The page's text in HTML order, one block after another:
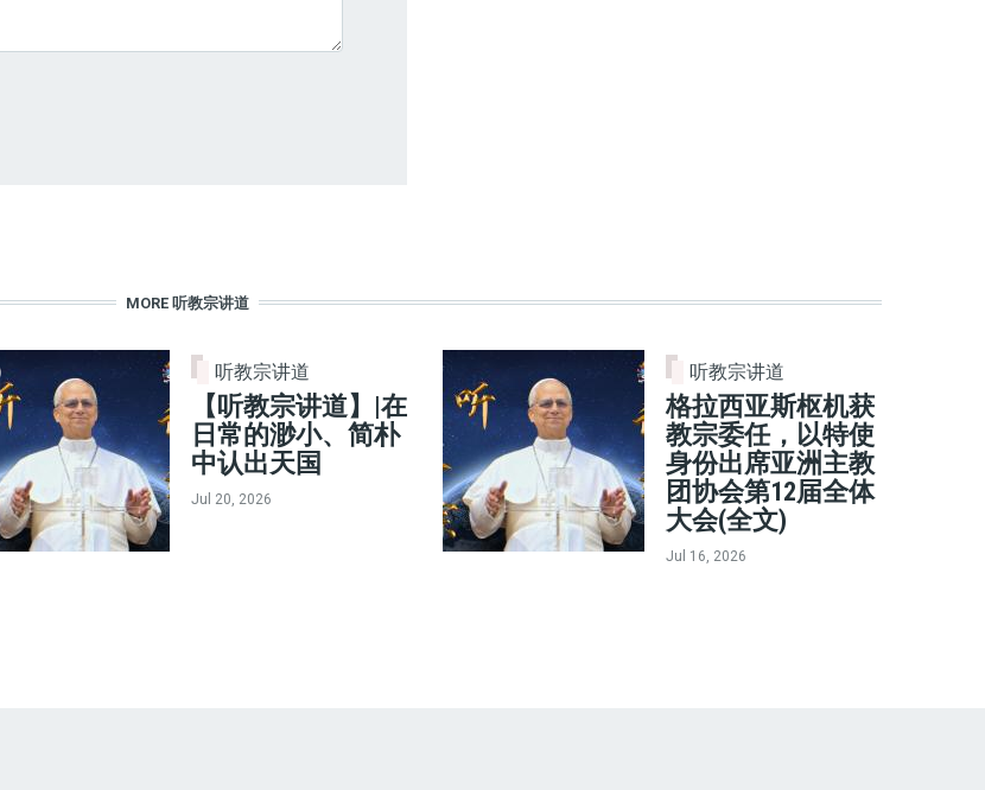
MORE 听教宗讲道
听教宗讲道
【听教宗讲道】|在
日常的渺小、简朴
中认出天国
Jul 20, 2026
听教宗讲道
格拉西亚斯枢机获
教宗委任，以特使
身份出席亚洲主教
团协会第12届全体
大会(全文)
Jul 16, 2026